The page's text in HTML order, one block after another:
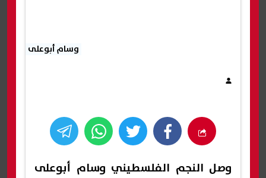
وسام أبوعلى
وصل النجم الفلسطيني وسام أبوعلى